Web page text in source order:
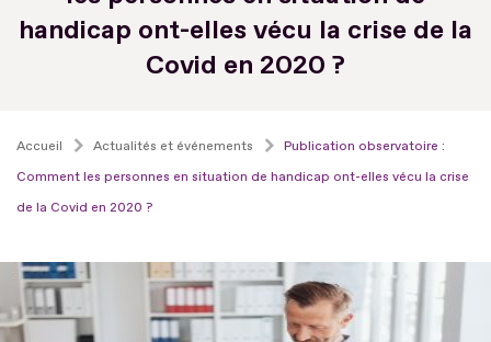
handicap ont-elles vécu la crise de la
Covid en 2020 ?
Accueil Actualités et événements
Publication observatoire :
Comment les personnes en situation de handicap ont-elles vécu la crise
de la Covid en 2020 ?